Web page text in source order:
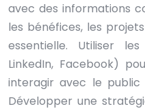
avec des informations
les bénéfices, les
essentielle. Utiliser
LinkedIn, Facebook)
interagir avec le public
Développer une